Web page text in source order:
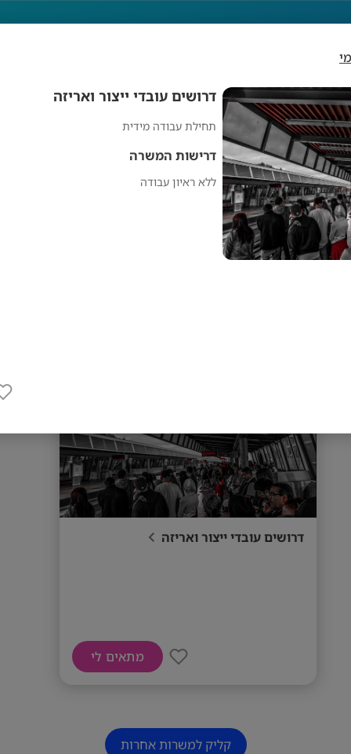
דרושים עובדי ייצור ואריזה
תחילת עבודה מידית
דרישות המשרה
ללא ראיון עבודה
עובדי ייצור
דרושים עובדי ייצור ואריזה
מתאים לי
קליק למשרות אחרות